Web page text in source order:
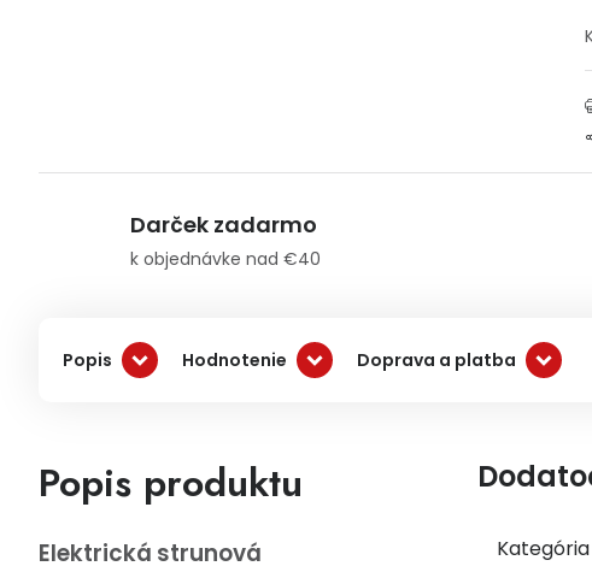
Darček zadarmo
k objednávke nad €40
Popis Hodnotenie Doprava a platba
Popis produktu
Elektrická strunová
Kategória